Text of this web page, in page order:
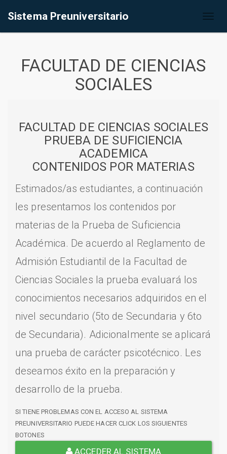
Sistema Preuniversitario
FACULTAD DE CIENCIAS
SOCIALES
FACULTAD DE CIENCIAS SOCIALES
PRUEBA DE SUFICIENCIA
ACADEMICA
CONTENIDOS POR MATERIAS
Estimados/as estudiantes, a continuación
les presentamos los contenidos por
materias de la Prueba de Suficiencia
Académica. De acuerdo al Reglamento de
Admisión Estudiantil de la Facultad de
Ciencias Sociales la prueba evaluará los
conocimientos necesarios adquiridos en el
nivel secundario (5to de Secundaria y 6to
de Secundaria). Adicionalmente se aplicará
una prueba de carácter psicotécnico. Les
deseamos éxito en la preparación y
desarrollo de la prueba.
SI TIENE PROBLEMAS CON EL ACCESO AL SISTEMA
PREUNIVERSITARIO PUEDE HACER CLICK LOS SIGUIENTES
BOTONES
ACCEDER AL SISTEMA